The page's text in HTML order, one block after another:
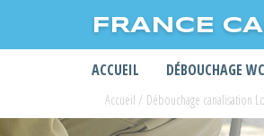
FRANCE
ACCUEIL DÉBOUCHAGE WC
Accueil / Débouchage canalisation